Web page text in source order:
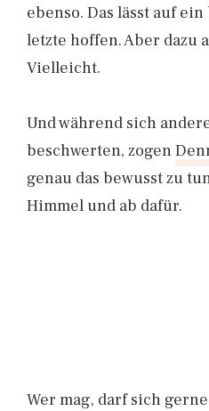
ebenso. Das lässt auf ein
letzte hoffen. Aber dazu
Vielleicht.
Und während sich
beschwerten, zogen
genau das bewusst zu
Himmel und ab dafür.
Wer mag, darf sich